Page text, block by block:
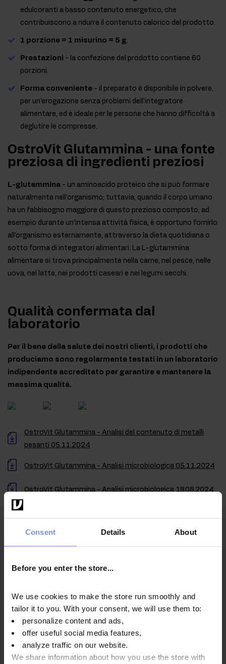
Consent Details About
Before you enter the store...
We use cookies to make the store run smoothly and
tailor it to you. With your consent, we will use them to:
personalize content and ads,
offer useful social media features,
analyze traffic on our website.
We share information about how you use the store with
edulcoranti a basso contenuto energetico, che
contribuiscono a ridurre il contenuto calorico del prodotto.
1 porzione = 1 misurino = 5 g.
Prestazioni - la confezione del prodotto contiene 60
porzioni.
Forma conveniente - il preparato è disponibile in polvere,
per un'erogazione senza problemi dell'integratore
alimentare, ed è ideale per le persone che hanno difficoltà a
deglutire le compresse.
OstroVit Glutammina - una fonte
preziosa di ingredienti preziosi
L-glutammina - un aminoacido proteico che si può formare
naturalmente nell'organismo; tuttavia, quando il corpo umano
ha un fabbisogno maggiore di questo prezioso composto, ad
esempio durante un'intensa attività fisica, è opportuno fornirlo
all'organismo esternamente, attraverso la dieta quotidiana o
sotto forma di integratori alimentari. La L-glutammina
alimentare si trova principalmente nella carne, nel pesce, nelle
uova, nel latte, nei prodotti caseari e nei legumi secchi.
Qualità confermata dal
laboratorio
Per il bene della salute dei nostri clienti, i prodotti che
produciamo sono regolarmente testati in un laboratorio
indipendente accreditato per garantire e mantenere la
massima qualità.
OstroVit Glutammina - Analisi del contenuto di metalli
pesanti 05.11.2024
OstroVit Glutammina - Analisi microbiologica 05.11.2024
OstroVit Glutammina - Analisi microbiologica 18.08.2024
Istruzioni per l'uso
Parametri